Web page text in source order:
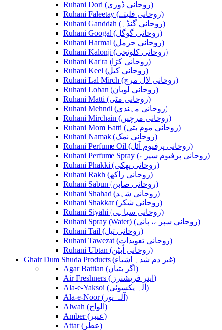
Ruhani Dori (روحانی ڈوری)
Ruhani Faleetay (روحانی فلیتے)
Ruhani Ganddah (روحانی گنڈہ)
Ruhani Googal (روحانی گوگل)
Ruhani Harmal (روحانی حرمل)
Ruhani Kalonji (روحانی کلونجی)
Ruhani Kar'ra (روحانی کڑا)
Ruhani Keel (روحانی کیل)
Ruhani Lal Mirch (روحانی لال مرچ)
Ruhani Loban (روحانی لوبان)
Ruhani Matti (روحانی مٹی)
Ruhani Mehndi (روحانی مہندی)
Ruhani Mirchain (روحانی مرچیں)
Ruhani Mom Batti (روحانی موم بتی)
Ruhani Namak (روحانی نمک)
Ruhani Perfume Oil (روحانی پرفیوم آئل)
Ruhani Perfume Spray (روحانی پرفیوم سپرے)
Ruhani Phakki (روحانی پھکی)
Ruhani Rakh (روحانی راکھ)
Ruhani Sabun (روحانی صابن)
Ruhani Shahad (روحانی شہد)
Ruhani Shakkar (روحانی شکر)
Ruhani Siyahi (روحانی سیاہی)
Ruhani Spray (Water) (روحانی سپرے، پانی)
Ruhani Tail (روحانی تیل)
Ruhani Tawezat (روحانی تعویذات)
Ruhani Ubtan (روحانی اُبٹن)
Ghair Dum Shuda Products (غیر دم شدہ اشیاء)
Agar Battian (اگر بتیاں)
Air Freshners ( ایئر فریشنرز)
Ala-e-Yaksoi (آلہ یکسوئی)
Ala-e-Noor (آلہ نور)
Alwah (الواح)
Amber (عنبر)
Attar (عطر)